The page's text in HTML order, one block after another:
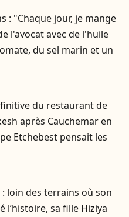
: "Chaque jour, je mange
l'avocat avec de l'huile
du sel marin et un
du restaurant de
après Cauchemar en
Etchebest pensait les
: loin des terrains où son
l’histoire, sa fille Hiziya